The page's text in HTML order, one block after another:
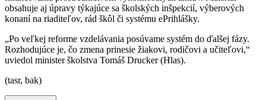
obsahuje aj úpravy týkajúce sa školských inšpekcií, výberových
konaní na riaditeľov, rád škôl či systému ePrihlášky.
„Po veľkej reforme vzdelávania posúvame systém do ďalšej fázy.
Rozhodujúce je, čo zmena prinesie žiakovi, rodičovi a učiteľovi,“
uviedol minister školstva Tomáš Drucker (Hlas).
(tasr, bak)